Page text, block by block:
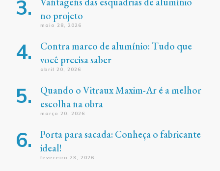
no projeto
maio 28, 2026
Contra marco de alumínio: Tudo que
você precisa saber
abril 20, 2026
Quando o Vitraux Maxim-Ar é a melhor
escolha na obra
março 20, 2026
Porta para sacada: Conheça o fabricante
ideal!
fevereiro 23, 2026